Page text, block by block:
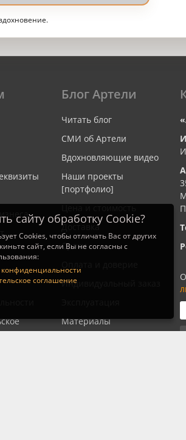
Блог Артели
Читать блог
СМИ об Артели
Вдохновляющие видео
Наши проекты
[портфолио]
Доставка
Сроки
Индивидуальный заказ
Материалы
сайту обработку Cookie?
Cookies, чтобы отличать Вас от других
сайт, если Вы не согласны с
соглашение